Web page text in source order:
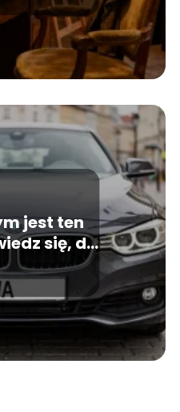
jest ten
się, do